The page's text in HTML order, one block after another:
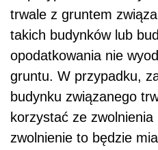
trwale z gruntem
takich budynków lub
opodatkowania nie
gruntu. W przypadku,
budynku związanego
korzystać ze
zwolnienie to będzie